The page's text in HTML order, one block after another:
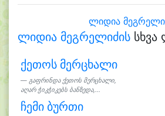
ლიდია
ლიდია მეგრელიძის სხვა
ქეთოს მერცხალი
გაფრინდა ქეთოს მერცხალი,
აღარ ჭიკჭიკებს ბანზედა,...
ჩემი ბურთი